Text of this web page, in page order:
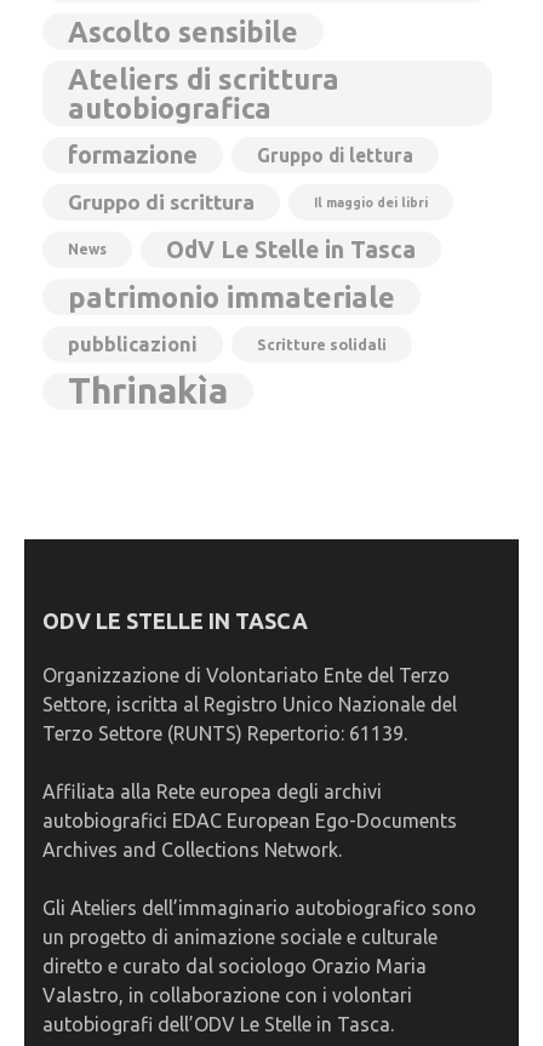
Ascolto sensibile
Ateliers di scrittura
autobiografica
formazione Gruppo di lettura
Gruppo di scrittura Il maggio dei libri
News OdV Le Stelle in Tasca
patrimonio immateriale
pubblicazioni Scritture solidali
Thrinakìa
ODV LE STELLE IN TASCA
Organizzazione di Volontariato Ente del Terzo
Settore, iscritta al Registro Unico Nazionale del
Terzo Settore (RUNTS) Repertorio: 61139.
Affiliata alla Rete europea degli archivi
autobiografici EDAC European Ego-Documents
Archives and Collections Network.
Gli Ateliers dell’immaginario autobiografico sono
un progetto di animazione sociale e culturale
diretto e curato dal sociologo Orazio Maria
Valastro, in collaborazione con i volontari
autobiografi dell’ODV Le Stelle in Tasca.